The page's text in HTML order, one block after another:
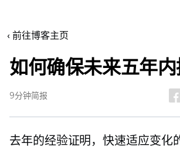
‹ 前往博客主页
如何确保未来五年
9分钟简报
去年的经验证明，快速适应变化